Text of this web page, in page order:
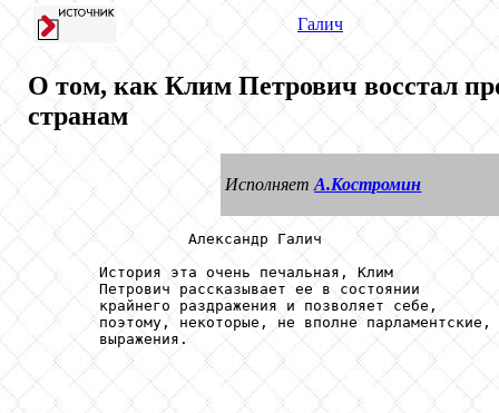
Галич
О том, как Клим Петрович восстал
странам
ИсполняетА.Костромин
                  Александр Галич
        История эта очень печальная, Клим
        Петрович рассказывает ее в состоянии
        крайнего раздражения и позволяет себе,
        поэтому, некоторые, не вполне парламентские,
        выражения.